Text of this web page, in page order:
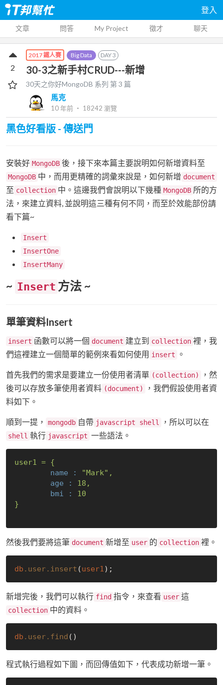
登入
文章 問答 My Project 徵才 聊天
2017 鐵人賽 Big Data DAY3
30-3之新手村CRUD---新增
30天之你好MongoDB 系列 第3 篇
馬克
10 年前 ‧ 18242 瀏覽
2
黑色好看版 - 傳送門
安裝好 MongoDB 後，接下來本篇主要說明如何新增資料至
MongoDB 中，而用更精確的詞彙來說是，如何新增 document
至 collection 中。這邊我們會說明以下幾種 MongoDB 所的方
法，來建立資料, 並說明這三種有何不同，而至於效能部份請
看下篇~
Insert
InsertOne
InsertMany
~ Insert 方法 ~
單筆資料Insert
insert 函數可以將一個 document 建立到 collection 裡，我
們這裡建立一個簡單的範例來看如何使用 insert 。
首先我們的需求是要建立一份使用者清單 (collection)
，然
後可以存放多筆使用者資料 (document)
，我們假設使用者資
料如下。
順到一提， mongodb 自帶 javascript shell ，所以可以在
shell 執行 javascript 一些語法。
user1 = {
name :
"Mark" ,
age :
18 ,
bmi :
10
}
然後我們要將這筆 document 新增至 user 的 collection 裡。
db .user.insert (user1
新增完後，我們可以執行 find 指令，來查看 user 這
collection 中的資料。
db .user.find
程式執行過程如下圖，而回傳值如下，代表成功新增一筆。